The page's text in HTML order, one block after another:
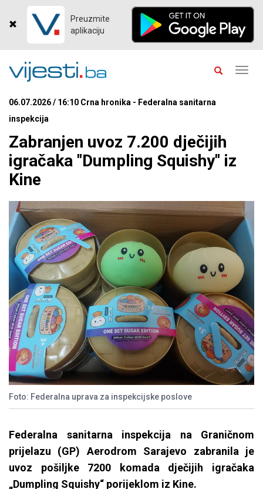
Preuzmite
aplikaciju
06.07.2026 / 16:10 Crna hronika - Federalna sanitarna
inspekcija
Zabranjen uvoz 7.200 dječijih
igračaka "Dumpling Squishy" iz
Kine
Foto: Federalna uprava za inspekcijske poslove
Federalna sanitarna inspekcija na Graničnom
prijelazu (GP) Aerodrom Sarajevo zabranila je
uvoz pošiljke 7200 komada dječijih igračaka
„Dumpling Squishy“ porijeklom iz Kine.